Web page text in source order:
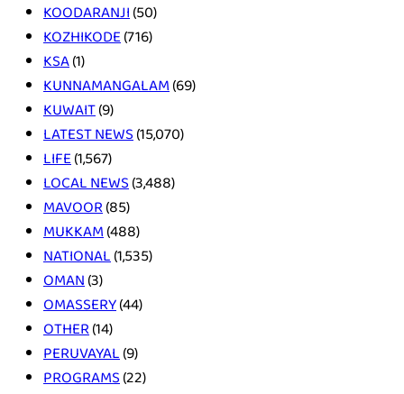
KOODARANJI (50)
KOZHIKODE (716)
KSA(1)
KUNNAMANGALAM (69)
KUWAIT(9)
LATEST NEWS (15,070)
LIFE (1,567)
LOCAL NEWS (3,488)
MAVOOR(85)
MUKKAM (488)
NATIONAL (1,535)
OMAN (3)
OMASSERY(44)
OTHER(14)
PERUVAYAL (9)
PROGRAMS (22)